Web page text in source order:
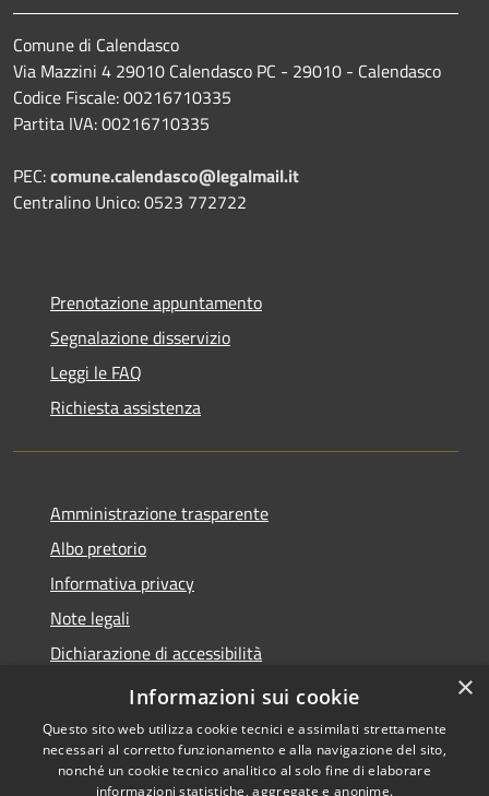
Comune di Calendasco
Via Mazzini 4 29010 Calendasco PC - 29010 - Calendasco
Codice Fiscale: 00216710335
Partita IVA: 00216710335
PEC:comune.calendasco@legalmail.it
Centralino Unico: 0523 772722
Prenotazione appuntamento
Segnalazione disservizio
Leggi le FAQ
Richiesta assistenza
Amministrazione trasparente
Albo pretorio
Informativa privacy
Note legali
Dichiarazione di accessibilità
Piano di miglioramento del sito
×
Informazioni sui cookie
Questo sito web utilizza cookie tecnici e assimilati strettamente
necessari al corretto funzionamento e alla navigazione del sito,
nonché un cookie tecnico analitico al solo fine di elaborare
informazioni statistiche, aggregate e anonime.